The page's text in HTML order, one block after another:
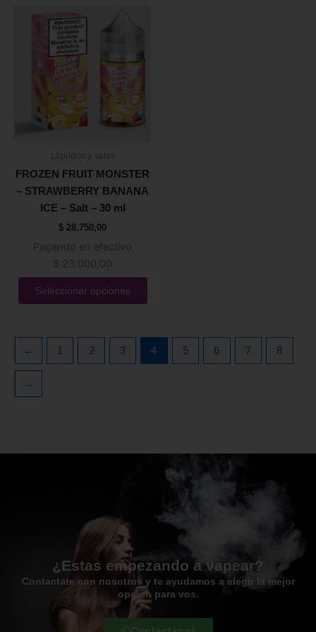
Liquidos y sales
FROZEN FRUIT MONSTER
– STRAWBERRY BANANA
ICE – Salt – 30 ml
$ 28.750,00
Pagando en efectivo
$ 23.000,00
Seleccionar opciones
producto
múltiples
variantes.
Las
opciones
en
la
página
de
producto
← 1 2 3 4 5 6 7 8
→
¿Estas empezando a vapear?
Contactate con nosotros y te ayudamos a elegir la mejor
opción para vos.